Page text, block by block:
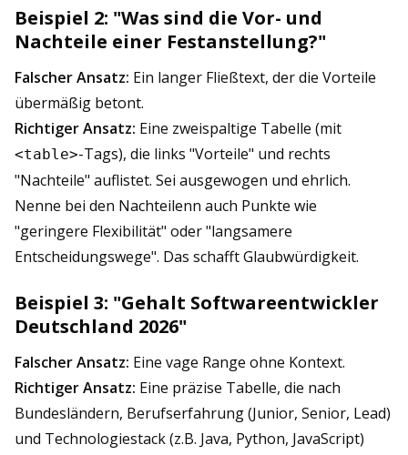
Beispiel 2: "Was sind die Vor- und
Nachteile einer Festanstellung?"
Falscher Ansatz: Ein langer Fließtext, der die Vorteile
übermäßig betont.
Richtiger Ansatz: Eine zweispaltige Tabelle (mit
<table>-Tags), die links "Vorteile" und rechts
"Nachteile" auflistet. Sei ausgewogen und ehrlich.
Nenne bei den Nachteilenn auch Punkte wie
"geringere Flexibilität" oder "langsamere
Entscheidungswege". Das schafft Glaubwürdigkeit.
Beispiel 3: "Gehalt Softwareentwickler
Deutschland 2026"
Falscher Ansatz: Eine vage Range ohne Kontext.
Richtiger Ansatz: Eine präzise Tabelle, die nach
Bundesländern, Berufserfahrung (Junior, Senior, Lead)
und Technologiestack (z.B. Java, Python, JavaScript)